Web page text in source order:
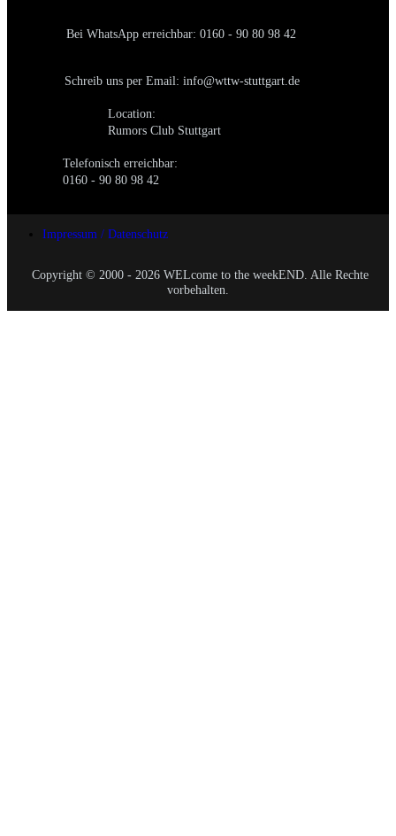
Bei WhatsApp erreichbar: 0160 - 90 80 98 42
Schreib uns per Email: info@wttw-stuttgart.de
Location:
Rumors Club Stuttgart
Telefonisch erreichbar:
0160 - 90 80 98 42
Impressum / Datenschutz
Copyright © 2000 - 2026 WELcome to the weekEND. Alle Rechte
vorbehalten.